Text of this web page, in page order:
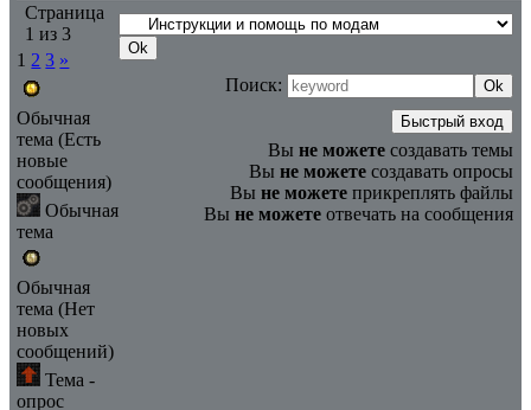
Страница
1 из3
1 2 3 »
Обычная
тема (Есть
новые
сообщения)
Обычная
тема
Обычная
тема (Нет
новых
сообщений)
Тема -
опрос
Поиск:
Выне можете создавать темы
Выне можете создавать опросы
Выне можете прикреплять файлы
Выне можете отвечать на сообщения